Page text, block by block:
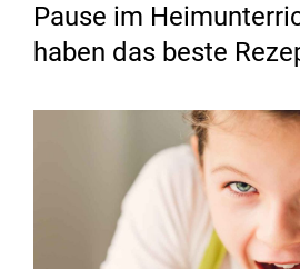
Pause im
haben das beste